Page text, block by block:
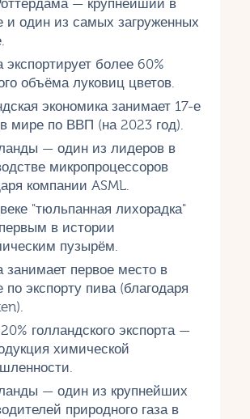
— крупнейший в
и один из самых загруженных
экспортирует более 60%
объёма луковиц цветов.
экономика занимает 17-е
мире по ВВП (на 2023 год).
— один из лидеров в
микропроцессоров
компании ASML.
"тюльпанная лихорадка"
в истории
пузырём.
занимает первое место в
по экспорту пива (благодаря
голландского экспорта —
химической
— один из крупнейших
природного газа в